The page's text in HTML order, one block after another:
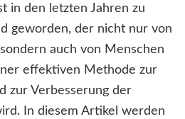
in den letzten Jahren zu
geworden, der nicht nur von
auch von Menschen
effektiven Methode zur
zur Verbesserung der
In diesem Artikel werden